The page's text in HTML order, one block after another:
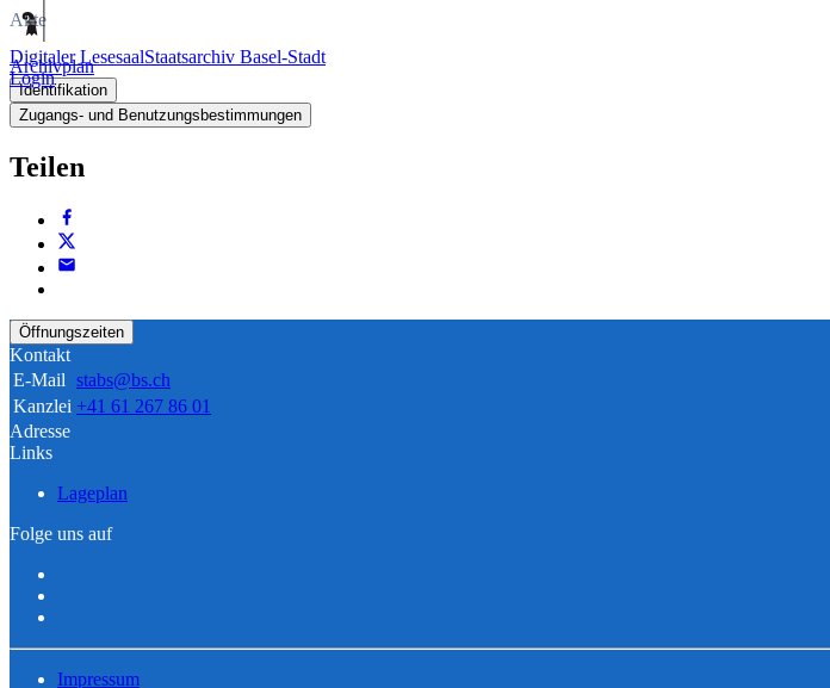
Digitaler LesesaalStaatsarchiv Basel-Stadt
Login
Akte
Archivplan
Identifikation
Zugangs- und Benutzungsbestimmungen
Teilen
Öffnungszeiten
Kontakt
E-Mail stabs@bs.ch
Kanzlei +41 61 267 86 01
Adresse
Links
Lageplan
Folge uns auf
Impressum